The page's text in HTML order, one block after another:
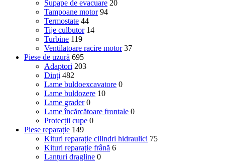
Supape de evacuare 20
Tampoane motor 94
Termostate 44
Tije culbutor 14
Turbine 119
Ventilatoare racire motor 37
Piese de uzură 695
Adaptori 203
Dinți 482
Lame buldoexcavatore 0
Lame buldozere 10
Lame grader 0
Lame încărcătoare frontale 0
Protecții cupe 0
Piese reparație 149
Kituri reparație cilindri hidraulici 75
Kituri reparație frână 6
Lanțuri dragline 0